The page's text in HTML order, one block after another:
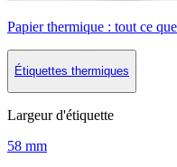
Papier thermique : tout ce
Étiquettes thermiques
Largeur d'étiquette
58 mm